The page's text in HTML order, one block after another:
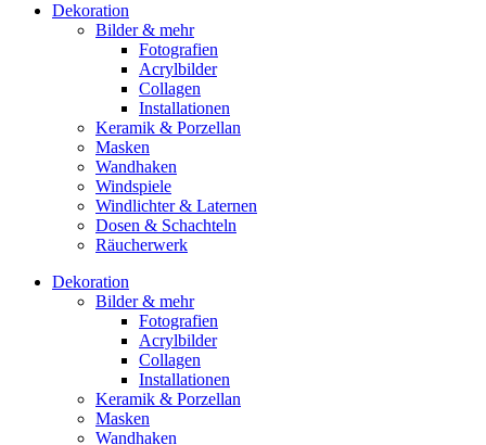
Dekoration
Bilder & mehr
Fotografien
Acrylbilder
Collagen
Installationen
Keramik & Porzellan
Masken
Wandhaken
Windspiele
Windlichter & Laternen
Dosen & Schachteln
Räucherwerk
Dekoration
Bilder & mehr
Fotografien
Acrylbilder
Collagen
Installationen
Keramik & Porzellan
Masken
Wandhaken